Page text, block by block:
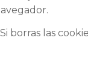
borras las